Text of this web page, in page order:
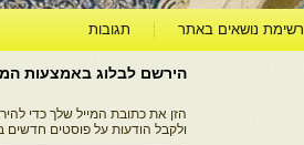
רשימת נושאים באתר תגובות
הירשם לבלוג באמצעות
הזן את כתובת המייל שלך כדי
ולקבל הודעות על פוסטים חדשים